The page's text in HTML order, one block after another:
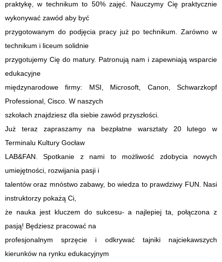
praktykę, w technikum to 50% zajęć. Nauczymy Cię praktycznie
wykonywać zawód aby być
przygotowanym do podjęcia pracy już po technikum. Zarówno w
technikum i liceum solidnie
przygotujemy Cię do matury. Patronują nam i zapewniają wsparcie
edukacyjne
międzynarodowe firmy: MSI, Microsoft, Canon, Schwarzkopf
Professional, Cisco. W naszych
szkołach znajdziesz dla siebie zawód przyszłości.
Już teraz zapraszamy na bezpłatne warsztaty 20 lutego w
Terminalu Kultury Gocław
LAB&FAN. Spotkanie z nami to możliwość zdobycia nowych
umiejętności, rozwijania pasji i
talentów oraz mnóstwo zabawy, bo wiedza to prawdziwy FUN. Nasi
instruktorzy pokażą Ci,
że nauka jest kluczem do sukcesu- a najlepiej ta, połączona z
pasją! Będziesz pracować na
profesjonalnym sprzęcie i odkrywać tajniki najciekawszych
kierunków na rynku edukacyjnym